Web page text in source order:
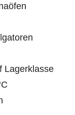
Lagerklasse